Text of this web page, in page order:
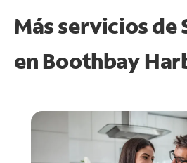
Más servicios de
en Boothbay